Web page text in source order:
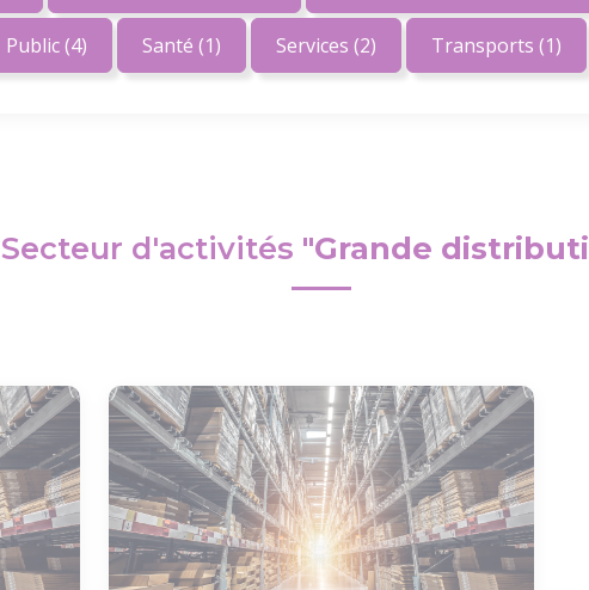
Public(4) Santé (1) Services (2) Transports (1)
Secteur d'activités "Grande